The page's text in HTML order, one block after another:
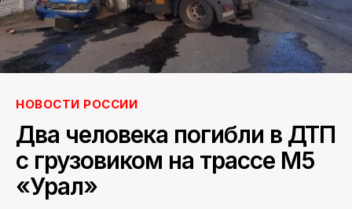
НОВОСТИ РОССИИ
Два человека погибли в ДТП
с грузовиком на трассе М5
«Урал»